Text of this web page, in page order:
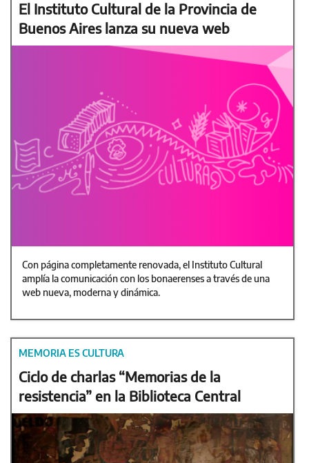
El Instituto Cultural de la Provincia de
Buenos Aires lanza su nueva web
Con página completamente renovada, el Instituto Cultural
amplía la comunicación con los bonaerenses a través de una
web nueva, moderna y dinámica.
MEMORIA ES CULTURA
Ciclo de charlas “Memorias de la
resistencia” en la Biblioteca Central